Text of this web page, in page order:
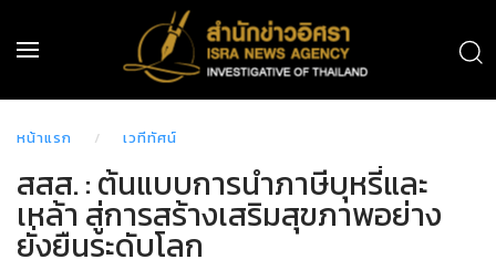
หน้าแรก เวทีทัศน์
สสส. : ต้นแบบการนำภาษีบุหรี่และ
เหล้า สู่การสร้างเสริมสุขภาพอย่าง
ยั่งยืนระดับโลก